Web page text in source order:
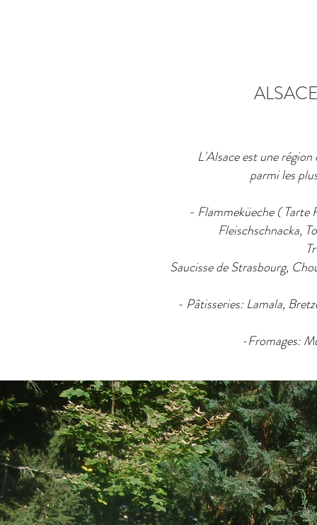
L'Alsace est une
parmi les
- Flammeküeche ( Tarte
Fleischschnacka,
Saucisse de Strasbourg,
- Pâtisseries: Lamala,
-Fromages: